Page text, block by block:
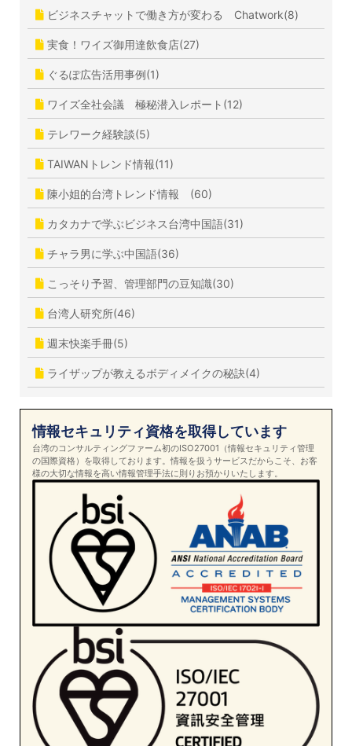
ビジネスチャットで働き方が変わる Chatwork(8)
実食！ワイズ御用達飲食店(27)
ぐるぽ広告活用事例(1)
ワイズ全社会議 極秘潜入レポート(12)
テレワーク経験談(5)
TAIWANトレンド情報(11)
陳小姐的台湾トレンド情報 (60)
カタカナで学ぶビジネス台湾中国語(31)
チャラ男に学ぶ中国語(36)
こっそり予習、管理部門の豆知識(30)
台湾人研究所(46)
週末快楽手冊(5)
ライザップが教えるボディメイクの秘訣(4)
情報セキュリティ資格を取得しています
台湾のコンサルティングファーム初のISO27001（情報セキュリティ管理
の国際資格）を取得しております。情報を扱うサービスだからこそ、お客
様の大切な情報を高い情報管理手法に則りお預かりいたします。